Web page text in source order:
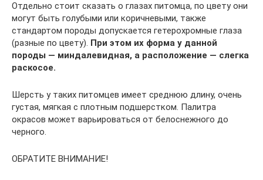
Отдельно стоит сказать о глазах питомца, по цвету они
могут быть голубыми или коричневыми, также
стандартом породы допускается гетерохромные глаза
(разные по цвету). При этом их форма у данной
породы — миндалевидная, а расположение — слегка
раскосое.
Шерсть у таких питомцев имеет среднюю длину, очень
густая, мягкая с плотным подшерстком. Палитра
окрасов может варьироваться от белоснежного до
черного.
ОБРАТИТЕ ВНИМАНИЕ!